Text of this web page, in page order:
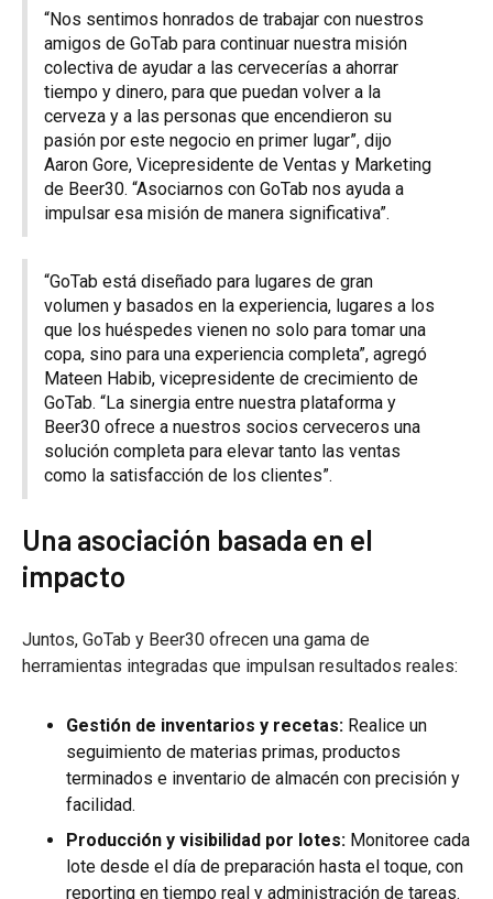
“Nos sentimos honrados de trabajar con nuestros
amigos de GoTab para continuar nuestra misión
colectiva de ayudar a las cervecerías a ahorrar
tiempo y dinero, para que puedan volver a la
cerveza y a las personas que encendieron su
pasión por este negocio en primer lugar”, dijo
Aaron Gore, Vicepresidente de Ventas y Marketing
de Beer30. “Asociarnos con GoTab nos ayuda a
impulsar esa misión de manera significativa”.
“GoTab está diseñado para lugares de gran
volumen y basados en la experiencia, lugares a los
que los huéspedes vienen no solo para tomar una
copa, sino para una experiencia completa”, agregó
Mateen Habib, vicepresidente de crecimiento de
GoTab. “La sinergia entre nuestra plataforma y
Beer30 ofrece a nuestros socios cerveceros una
solución completa para elevar tanto las ventas
como la satisfacción de los clientes”.
Una asociación basada en el
impacto
Juntos, GoTab y Beer30 ofrecen una gama de
herramientas integradas que impulsan resultados reales:
Gestión de inventarios y recetas: Realice un
seguimiento de materias primas, productos
terminados e inventario de almacén con precisión y
facilidad.
Producción y visibilidad por lotes: Monitoree cada
lote desde el día de preparación hasta el toque, con
reporting en tiempo real y administración de tareas.